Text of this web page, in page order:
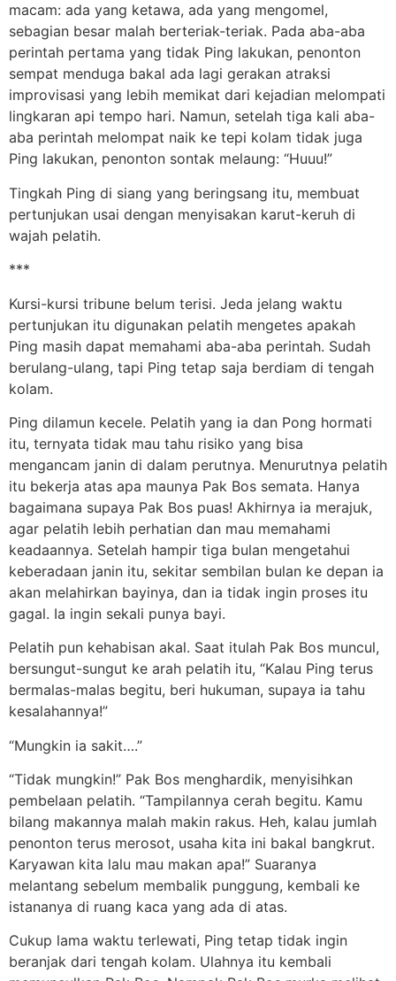
macam: ada yang ketawa, ada yang mengomel,
sebagian besar malah berteriak-teriak. Pada aba-aba
perintah pertama yang tidak Ping lakukan, penonton
sempat menduga bakal ada lagi gerakan atraksi
improvisasi yang lebih memikat dari kejadian melompati
lingkaran api tempo hari. Namun, setelah tiga kali aba-
aba perintah melompat naik ke tepi kolam tidak juga
Ping lakukan, penonton sontak melaung: “Huuu!”
Tingkah Ping di siang yang beringsang itu, membuat
pertunjukan usai dengan menyisakan karut-keruh di
wajah pelatih.
***
Kursi-kursi tribune belum terisi. Jeda jelang waktu
pertunjukan itu digunakan pelatih mengetes apakah
Ping masih dapat memahami aba-aba perintah. Sudah
berulang-ulang, tapi Ping tetap saja berdiam di tengah
kolam.
Ping dilamun kecele. Pelatih yang ia dan Pong hormati
itu, ternyata tidak mau tahu risiko yang bisa
mengancam janin di dalam perutnya. Menurutnya pelatih
itu bekerja atas apa maunya Pak Bos semata. Hanya
bagaimana supaya Pak Bos puas! Akhirnya ia merajuk,
agar pelatih lebih perhatian dan mau memahami
keadaannya. Setelah hampir tiga bulan mengetahui
keberadaan janin itu, sekitar sembilan bulan ke depan ia
akan melahirkan bayinya, dan ia tidak ingin proses itu
gagal. Ia ingin sekali punya bayi.
Pelatih pun kehabisan akal. Saat itulah Pak Bos muncul,
bersungut-sungut ke arah pelatih itu, “Kalau Ping terus
bermalas-malas begitu, beri hukuman, supaya ia tahu
kesalahannya!”
“Mungkin ia sakit….”
“Tidak mungkin!” Pak Bos menghardik, menyisihkan
pembelaan pelatih. “Tampilannya cerah begitu. Kamu
bilang makannya malah makin rakus. Heh, kalau jumlah
penonton terus merosot, usaha kita ini bakal bangkrut.
Karyawan kita lalu mau makan apa!” Suaranya
melantang sebelum membalik punggung, kembali ke
istananya di ruang kaca yang ada di atas.
Cukup lama waktu terlewati, Ping tetap tidak ingin
beranjak dari tengah kolam. Ulahnya itu kembali